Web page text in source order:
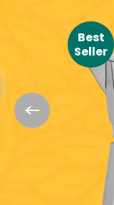
Best
Seller